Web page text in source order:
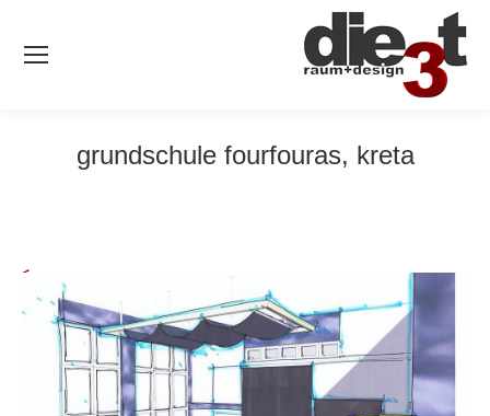
grundschule fourfouras, kreta
<